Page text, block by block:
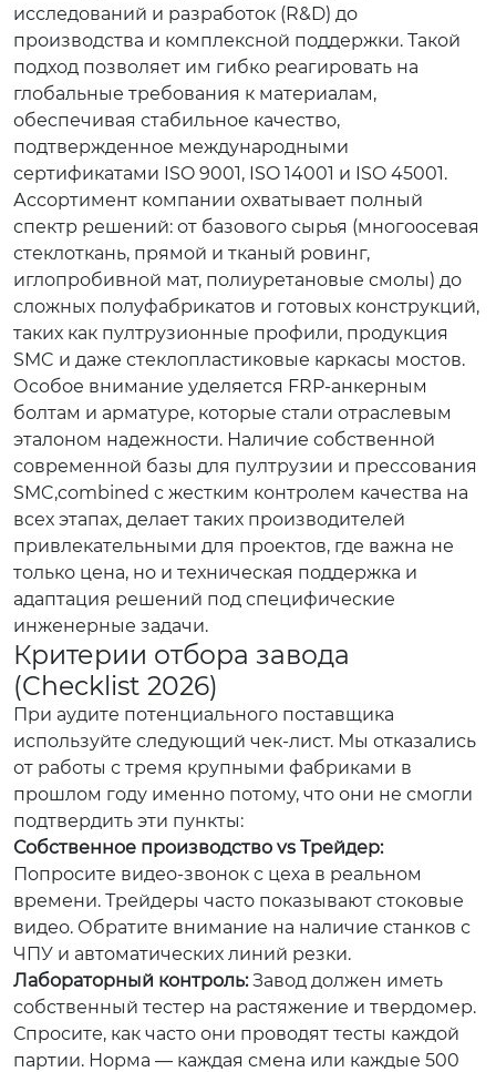
исследований и разработок (R&D) до
производства и комплексной поддержки. Такой
подход позволяет им гибко реагировать на
глобальные требования к материалам,
обеспечивая стабильное качество,
подтвержденное международными
сертификатами ISO 9001, ISO 14001 и ISO 45001.
Ассортимент компании охватывает полный
спектр решений: от базового сырья (многоосевая
стеклоткань, прямой и тканый ровинг,
иглопробивной мат, полиуретановые смолы) до
сложных полуфабрикатов и готовых конструкций,
таких как пултрузионные профили, продукция
SMC и даже стеклопластиковые каркасы мостов.
Особое внимание уделяется FRP-анкерным
болтам и арматуре, которые стали отраслевым
эталоном надежности. Наличие собственной
современной базы для пултрузии и прессования
SMC,combined с жестким контролем качества на
всех этапах, делает таких производителей
привлекательными для проектов, где важна не
только цена, но и техническая поддержка и
адаптация решений под специфические
инженерные задачи.
Критерии отбора завода
(Checklist 2026)
При аудите потенциального поставщика
используйте следующий чек-лист. Мы отказались
от работы с тремя крупными фабриками в
прошлом году именно потому, что они не смогли
подтвердить эти пункты:
Собственное производство vs Трейдер:
Попросите видео-звонок с цеха в реальном
времени. Трейдеры часто показывают стоковые
видео. Обратите внимание на наличие станков с
ЧПУ и автоматических линий резки.
Лабораторный контроль:Завод должен иметь
собственный тестер на растяжение и твердомер.
Спросите, как часто они проводят тесты каждой
партии. Норма — каждая смена или каждые 500